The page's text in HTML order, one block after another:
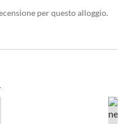
per questo alloggio.